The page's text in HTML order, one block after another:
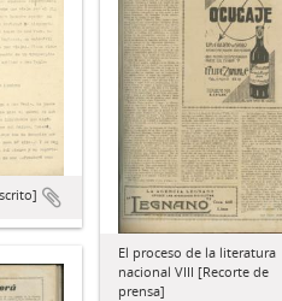
El proceso de la literatura
nacional VIII [Recorte de
prensa]